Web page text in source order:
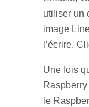
utiliser un
image
l’écrire.
Une fois
le